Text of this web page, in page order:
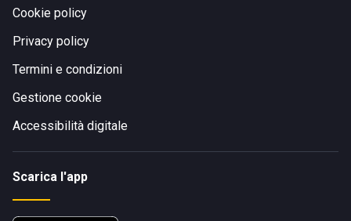
Cookie policy
Privacy policy
Termini e condizioni
Gestione cookie
Accessibilità digitale
Scarica l'app